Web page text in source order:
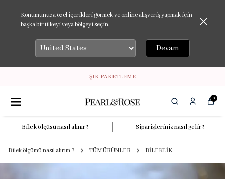
Konumunuza özel içerikleri görmek ve online alışveriş yapmak için
başka bir ülkeyi veya bölgeyi seçin.
Devam
ŞIK PAKETLEME
0
Bilek ölçüsü nasıl alınır? Siparişleriniz nasıl gelir?
Bilek ölçümü nasıl alırım ? TÜM ÜRÜNLER BİLEKLİK